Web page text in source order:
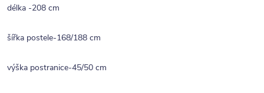
délka -208 cm
šířka postele-168/188 cm
výška postranice-45/50 cm